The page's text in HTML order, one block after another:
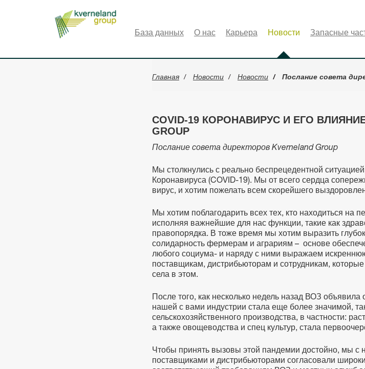
База данных О нас Карьера Новости Запасные
Главная Новости Новости Послание совета
COVID-19 КОРОНАВИРУС И ЕГО ВЛИЯНИЕ
GROUP
Послание совета директоров Kverneland Group
Мы столкнулись с реально беспрецедентной
Коронавируса (COVID-19). Мы от всего сердца
вирус, и хотим пожелать всем скорейшего
Мы хотим поблагодарить всех тех, кто находиться на
исполняя важнейшие для нас функции, такие как
правопорядка. В тоже время мы хотим выразить
солидарность фермерам и аграриям – основе
любого социума- и наряду с ними выражаем
поставщикам, дистрибьюторам и сотрудникам,
села в этом.
После того, как несколько недель назад ВОЗ
нашей с вами индустрии стала еще более значимой,
сельскохозяйственного производства, в частности:
а также овощеводства и спец культур, стала
Чтобы принять вызовы этой пандемии достойно, мы с
поставщиками и дистрибьюторами согласовали